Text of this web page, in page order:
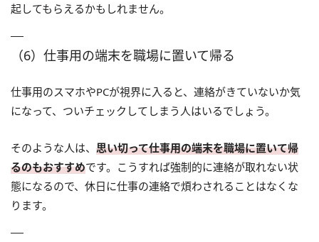
起してもらえるかもしれません。
（6）仕事用の端末を職場に置いて帰る
仕事用のスマホやPCが視界に入ると、連絡がきていないか気
になって、ついチェックしてしまう人はいるでしょう。
そのような人は、 思い切って仕事用の端末を職場に置いて帰
るのもおすすめです。こうすれば強制的に連絡が取れない状
態になるので、休日に仕事の連絡で煩わされることはなくな
ります。